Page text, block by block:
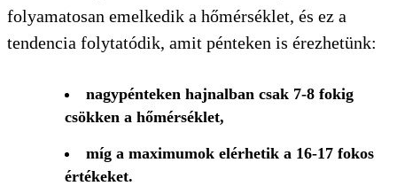
KERESÉS
folyamatosan emelkedik a hőmérséklet, és ez a
tendencia folytatódik, amit pénteken is érezhetünk:
nagypénteken hajnalban csak 7-8 fokig
csökken a hőmérséklet,
míg a maximumok elérhetik a 16-17 fokos
értékeket.